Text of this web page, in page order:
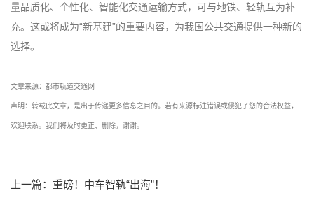
量品质化、个性化、智能化交通运输方式，可与地铁、轻轨互为补
充。这或将成为“新基建”的重要内容，为我国公共交通提供一种新的
选择。
文章来源： 都市轨道交通网
声明：转载此文章，是出于传递更多信息之目的。若有来源标注错误或侵犯了您的合法权益，
欢迎联系。我们将及时更正、删除，谢谢。
上一篇：重磅！中车智轨“出海”！